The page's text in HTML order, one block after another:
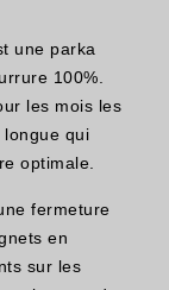
une parka
100%.
les mois les
qui
optimale.
fermeture
en
sur les